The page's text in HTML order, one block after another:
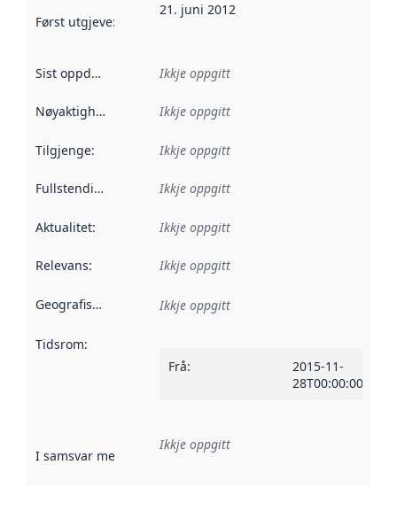
Først utgjeve: Denne datoen seier når dataa i dette
21. juni 2012
Sist oppdatert Ikkje oppgitt
Nøyaktigheit Ikkje oppgitt
Tilgjenge: Ikkje oppgitt
Fullstendigheit Ikkje oppgitt
Aktualitet: Ikkje oppgitt
Relevans: Ikkje oppgitt
Geografisk område Ikkje oppgitt
Tidsrom:
Frå:
2015-11-
28T00:00:00Z
I samsvar med Referanse til ei implementeringsregel eller
Ikkje oppgitt